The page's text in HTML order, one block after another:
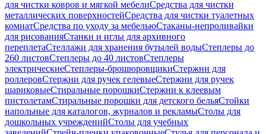
для чистки ковров и мягкой мебелиСредства для чистки
металлических поверхностейСредства для чистки туалетных
комнатСредства по уходу за мебельюСтаканы-непроливайки
для рисованияСтанки и иглы для архивного
переплетаСтеллажи для хранения бутылей водыСтеплеры до
260 листовСтеплеры до 40 листовСтеплеры
электрическиеСтеплеры-брошюровщикиСтержни для
роллеровСтержни для ручек гелевыеСтержни для ручек
шариковыеСтиральные порошкиСтержни к клеевым
пистолетамСтиральные порошки для детского бельяСтойки
напольные для каталогов, журналов и рекламыСтолы для
дошкольных учрежденийСтолы для учебных